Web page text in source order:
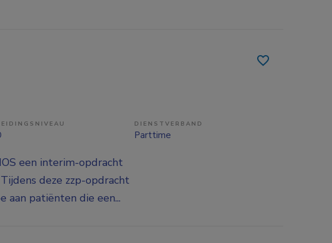
DIENSTVERBAND
Parttime
een interim-opdracht
deze zzp-opdracht
aan patiënten die een...